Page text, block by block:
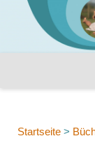
Startseite >